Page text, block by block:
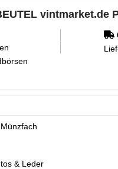
vintmarket.de
& Leder